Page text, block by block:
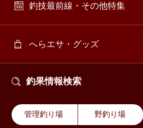
釣技最前線・その他特集
へらエサ・グッズ
釣果情報検索
管理釣り場 野釣り場